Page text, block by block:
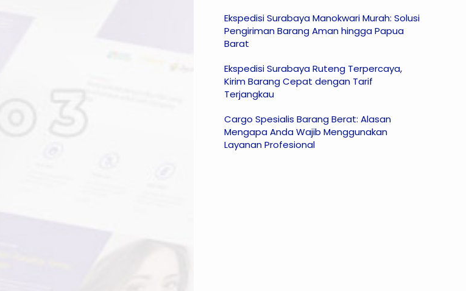
Ekspedisi Surabaya Manokwari Murah: Solusi
Pengiriman Barang Aman hingga Papua
Barat
Ekspedisi Surabaya Ruteng Terpercaya,
Kirim Barang Cepat dengan Tarif
Terjangkau
Cargo Spesialis Barang Berat: Alasan
Mengapa Anda Wajib Menggunakan
Layanan Profesional